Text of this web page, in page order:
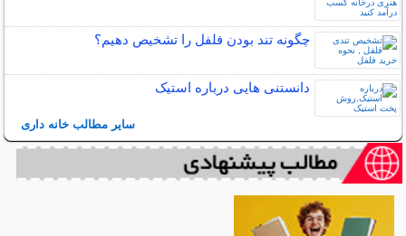
چگونه تند بودن فلفل را تشخیص دهیم؟
دانستنی هایی درباره استیک
سایر مطالب خانه داری